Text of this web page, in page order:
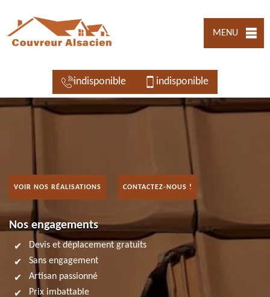
MENU
indisponible indisponible
VOIR NOS RÉALISATIONS CONTACTEZ-NOUS !
Nos engagements
Devis et déplacement gratuits
Sans engagement
Artisan passionné
Prix imbattable